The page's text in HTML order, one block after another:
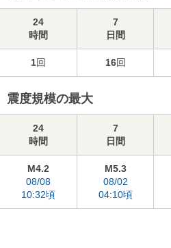
24
時間
7
日間
1回 16回
震度規模の最大
24
時間
7
日間
M4.2
08/08
10:32頃
M5.3
08/02
04:10頃